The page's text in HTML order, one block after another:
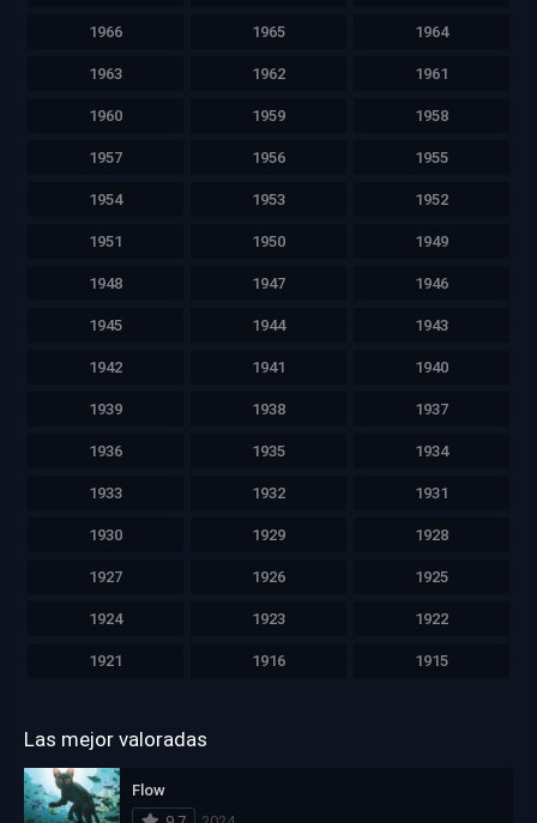
1966 1965 1964
1963 1962 1961
1960 1959 1958
1957 1956 1955
1954 1953 1952
1951 1950 1949
1948 1947 1946
1945 1944 1943
1942 1941 1940
1939 1938 1937
1936 1935 1934
1933 1932 1931
1930 1929 1928
1927 1926 1925
1924 1923 1922
1921 1916 1915
Las mejor valoradas
Flow